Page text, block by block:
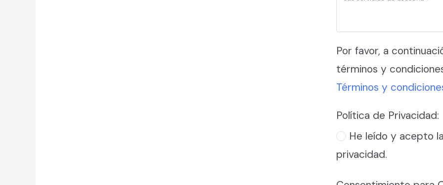
Por favor, a
términos y
Términos y
Política de Privacidad:
He leído y acepto
privacidad.